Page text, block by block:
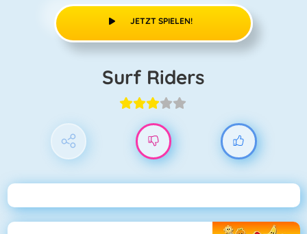
JETZT SPIELEN!
Surf Riders